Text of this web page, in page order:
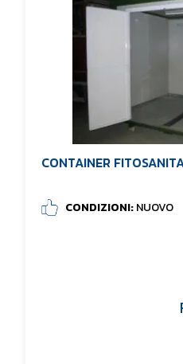
CONTAINER
CONDIZIONI:NUOVO